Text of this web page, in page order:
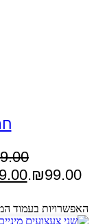
₪99.00.
האפשרויות בעמוד